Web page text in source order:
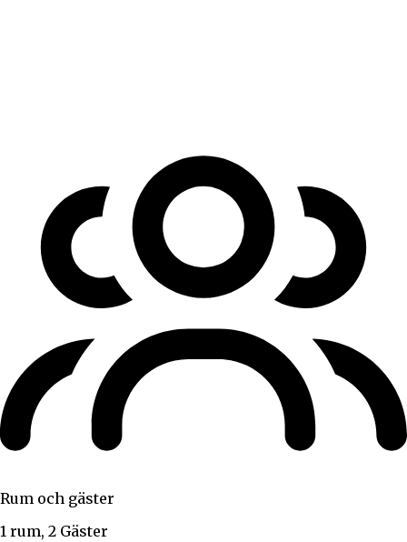
Rum och gäster
1 rum, 2 Gäster